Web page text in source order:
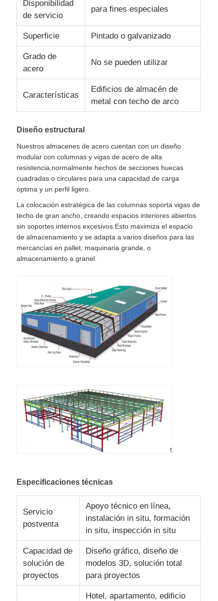
Acerca de nosotros
Visita a la fábrica
Control de calidad
Casos
El blog
Solicitar una cita
Almacén de estructura de acero
Taller de estructura de acero
Construcción de estructura de acero
Edificio de marco de acero
avícola
cobertizo de vacas
Cobertizo para caballos
Disponibilidad
de servicio
para fines especiales
Superficie Pintado o galvanizado
Grado de
acero
No se pueden utilizar
Características
Edificios de almacén de
metal con techo de arco
Diseño estructural
Nuestros almacenes de acero cuentan con un diseño
modular con columnas y vigas de acero de alta
resistencia,normalmente hechos de secciones huecas
cuadradas o circulares para una capacidad de carga
óptima y un perfil ligero.
La colocación estratégica de las columnas soporta vigas de
techo de gran ancho, creando espacios interiores abiertos
sin soportes internos excesivos.Esto maximiza el espacio
de almacenamiento y se adapta a varios diseños para las
mercancías en pallet, maquinaria grande, o
almacenamiento a granel.
Especificaciones técnicas
Servicio
postventa
Apoyo técnico en línea,
instalación in situ, formación
in situ, inspección in situ
Capacidad de
solución de
proyectos
Diseño gráfico, diseño de
modelos 3D, solución total
para proyectos
Hotel, apartamento, edificio